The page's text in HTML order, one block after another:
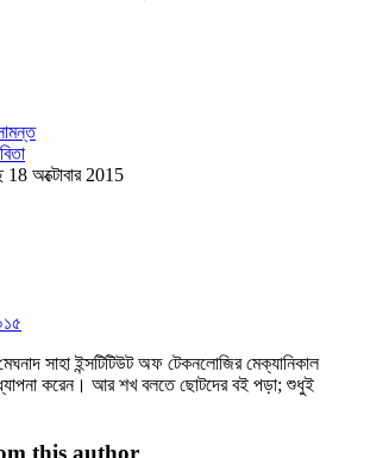
18 অক্টোবার 2015
সাহা ইন্সটিটিউট অফ টেকনলোজির মেক্যানিকাল
অধ্যাপনা করেন। আর শখ বলতে ছোটদের বই পড়া; শুধুই
this author